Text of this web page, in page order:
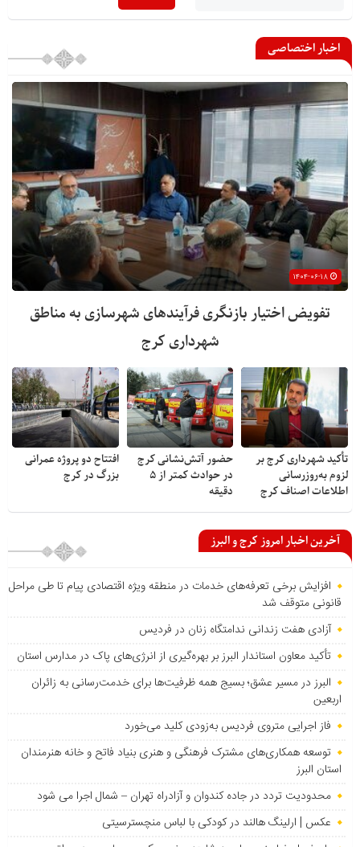
اخبار اختصاصی
تفویض اختیار بازنگری فرآیندهای شهرسازی به مناطق
شهرداری کرج
تأکید شهرداری کرج بر
لزوم به‌روزرسانی
اطلاعات اصناف کرج
حضور آتش‌نشانی کرج
در حوادث کمتر از ۵
دقیقه
افتتاح دو پروژه عمرانی
بزرگ در کرج
آخرین اخبار امروز کرج و البرز
افزایش برخی تعرفه‌های خدمات در منطقه ویژه اقتصادی پیام تا طی مراحل
قانونی متوقف شد
آزادی هفت زندانی ندامتگاه زنان در فردیس
تأکید معاون استاندار البرز بر بهره‌گیری از انرژی‌های پاک در مدارس استان
البرز در مسیر عشق؛ بسیج همه ظرفیت‌ها برای خدمت‌رسانی به زائران
اربعین
فاز اجرایی متروی فردیس به‌زودی کلید می‌خورد
توسعه همکاری‌های مشترک فرهنگی و هنری بنیاد فاتح و خانه هنرمندان
استان البرز
محدودیت تردد در جاده کندوان و آزادراه تهران – شمال اجرا می شود
عکس | ارلینگ هالند در کودکی با لباس منچسترسیتی